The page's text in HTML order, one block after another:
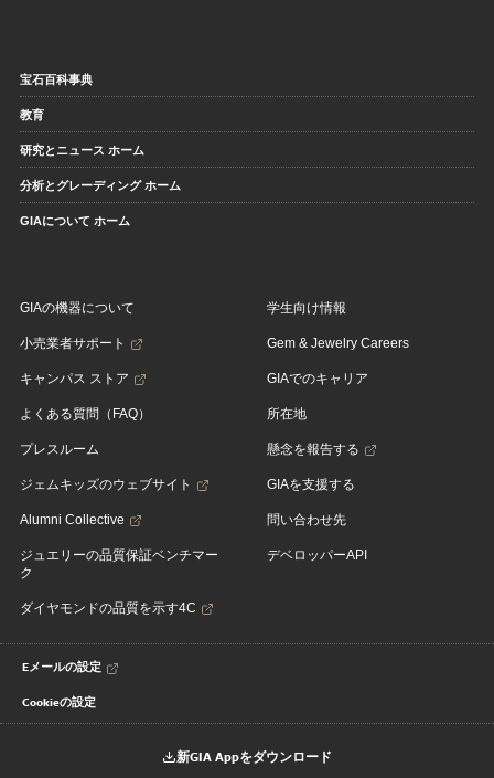
宝石百科事典
教育
研究とニュース ホーム
分析とグレーディング ホーム
GIAについて ホーム
GIAの機器について
小売業者サポート
キャンパス ストア
よくある質問（FAQ）
プレスルーム
ジェムキッズのウェブサイト
Alumni Collective
ジュエリーの品質保証ベンチマー
ク
ダイヤモンドの品質を示す4C
学生向け情報
Gem & Jewelry Careers
GIAでのキャリア
所在地
懸念を報告する
GIAを支援する
問い合わせ先
デベロッパーAPI
Eメールの設定
Cookieの設定
新GIA Appをダウンロード